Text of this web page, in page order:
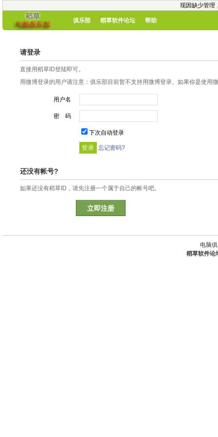
现因缺少管理
俱乐部 稻草软件论坛 帮助
请登录
直接用稻草ID登陆即可。
用微博登录的用户请注意：俱乐部目前暂不支持用微博登录。如果你是使用
用户名
密 码
下次自动登录
忘记密码?
还没有帐号?
如果还没有稻草ID，请先注册一个属于自己的帐号吧。
立即注册
电脑
稻草软件论